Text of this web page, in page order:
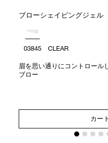
ブローシェイピングジェル
03845 CLEAR
眉を思い通りにコントロール
ブロー
カー